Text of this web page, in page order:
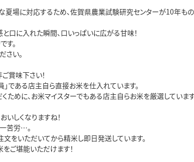
夏場に対応するため、佐賀県農業試験研究センターが10年も
と口に入れた瞬間、口いっぱいに広がる甘味！
す。
さい。
賞味下さい！
である店主自ら直接お米を仕入れています。
ために、お米マイスターでもある店主自らお米を厳選しています
しくなりますね！
苦労…。
をいただいてから精米し即日発送しています。
ご堪能いただけます！